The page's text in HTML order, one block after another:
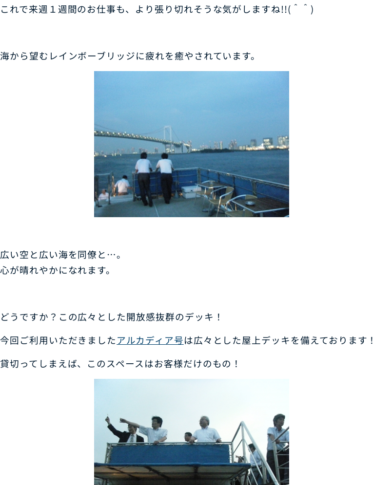
これで来週１週間のお仕事も、より張り切れそうな気がしますね!!(＾＾)
海から望むレインボーブリッジに疲れを癒やされています。
広い空と広い海を同僚と…。
心が晴れやかになれます。
どうですか？この広々とした開放感抜群のデッキ！
今回ご利用いただきましたアルカディア号は広々とした屋上デッキを備えております！
貸切ってしまえば、このスペースはお客様だけのもの！